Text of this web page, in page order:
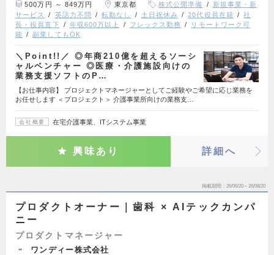
500万円 ～ 849万円 東京都 株式公開準備
新規事業・新
サービス
英語力不問 転勤なし 土日祝休み 20代役員在籍
社
長・役員直下
年収600万以上 フレックス勤務
リモートワーク可
能
副業してもOK
＼Point!!／ ◎年商210億を超えるソーシ
ャルベンチャー ◎医療・介護施設向けの
業務支援ソフトのP…
【お仕事内容】 プロジェクトマネージャーとしてご経験やご希望に応じ業務を
お任せします ＜プロジェクト＞ 介護事業所向けの業務支…
会社概要 在宅介護事業、ITシステム事業
興味あり 詳細へ
掲載期間 26/06/20～26/08/20
プロダクトオーナー｜歯科 × AIテックカンパ
ニー
プロダクトマネージャー
ワンディー株式会社